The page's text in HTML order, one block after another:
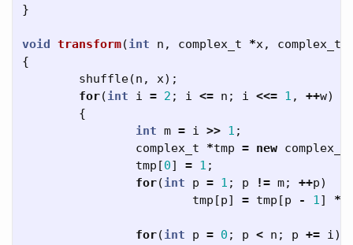
}
void transform(int n , complex_t *x , complex_t
{
shuffle(n , x);
for(int i = 2 ; i <= n ; i <<= 1 , ++w)
{
int m = i >> 1 ;
complex_t
*tmp = new complex_t
tmp [0] = 1 ;
for(int p = 1 ; p != m; ++p)
tmp [p] = tmp [p - 1 ] *
for(int p = 0 ; p < n ; p += i )